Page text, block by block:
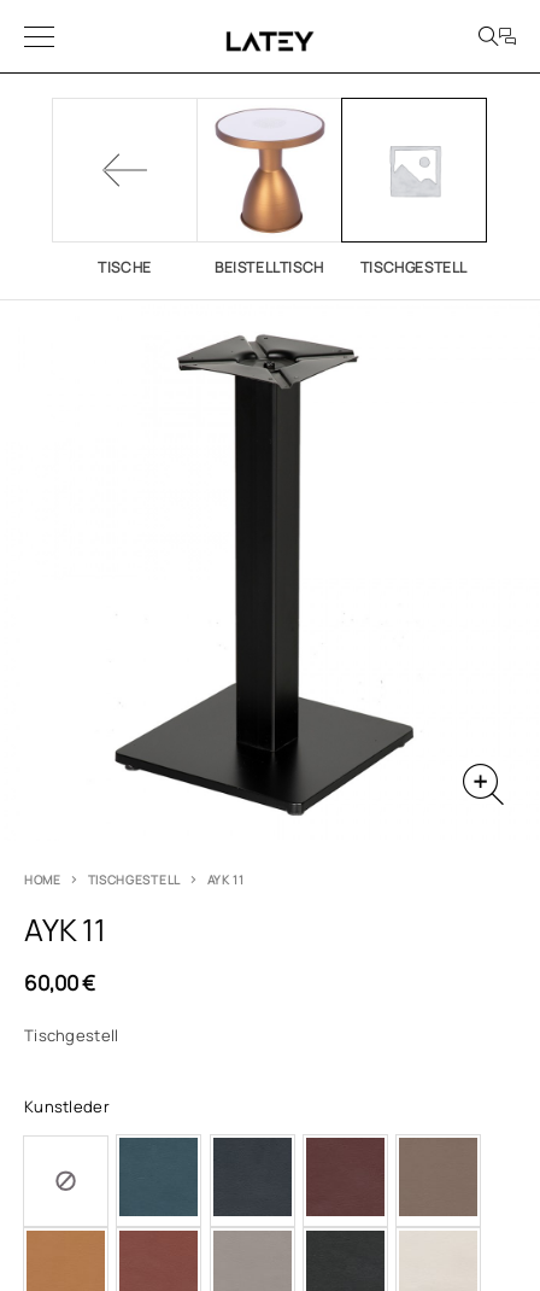
TISCHE BEISTELLTISCH TISCHGESTELL
HOME TISCHGESTELL AYK 11
AYK 11
60,00€
Tischgestell
Kunstleder